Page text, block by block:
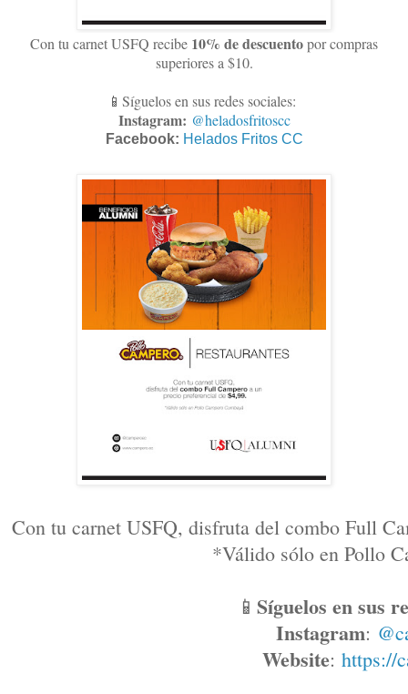
Con tu carnet USFQ recibe 10% de descuentopor compras
superiores a $10.
📱Síguelos en sus redes sociales:
Instagram: @heladosfritoscc
Facebook: Helados Fritos CC
Con tu carnet USFQ, disfruta del combo Full
*Válido sólo en Pollo
📱 Síguelos en sus
Instagram:
Website: https://